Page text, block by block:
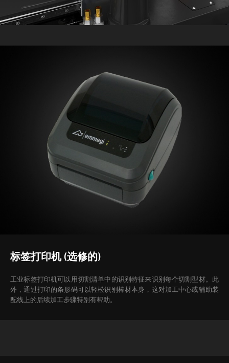
标签打印机 (选修的)
工业标签打印机可以用切割清单中的识别特征来识别每个切割型材。此
外，通过打印的条形码可以轻松识别棒材本身，这对加工中心或辅助装
配线上的后续加工步骤特别有帮助。